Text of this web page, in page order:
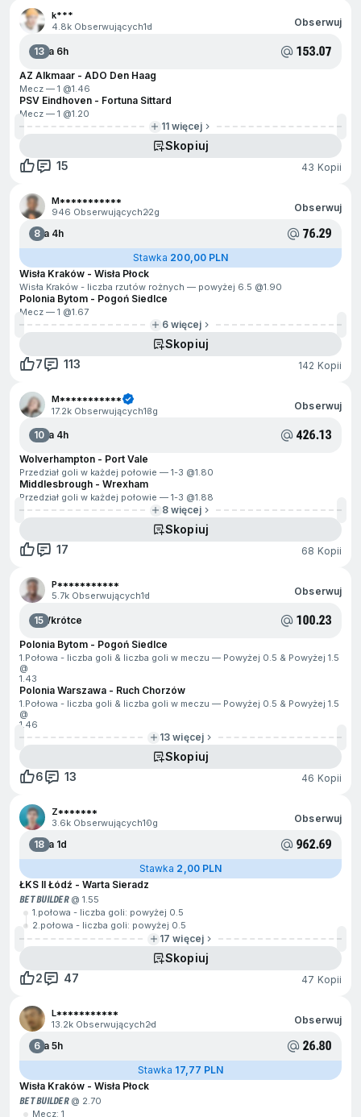
k***
4.8k Obserwujących1d Obserwuj
13Za 6h 153.07
AZ Alkmaar - ADO Den Haag
Mecz — 1 @1.46
PSV Eindhoven - Fortuna Sittard
Mecz — 1 @1.20
11 więcej
Skopiuj
15
43 Kopii
M***********
946 Obserwujących22g Obserwuj
8Za 4h 76.29
Stawka 200,00 PLN
Wisła Kraków - Wisła Płock
Wisła Kraków - liczba rzutów rożnych — powyżej 6.5 @1.90
Polonia Bytom - Pogoń Siedlce
Mecz — 1 @1.67
6 więcej
Skopiuj
7
113 142 Kopii
M***********
17.2k Obserwujących13g Obserwuj
10Za 4h 426.13
Wolverhampton - Port Vale
Przedział goli w każdej połowie — 1-3 @1.80
Middlesbrough - Wrexham
Przedział goli w każdej połowie — 1-3 @1.88
8 więcej
Skopiuj
17
68 Kopii
P***********
5.7k Obserwujących1d Obserwuj
15Wkrótce 100.23
Polonia Bytom - Pogoń Siedlce
1.Połowa - liczba goli & liczba goli w meczu — Powyżej 0.5 & Powyżej 1.5
@
1.43
Polonia Warszawa - Ruch Chorzów
1.Połowa - liczba goli & liczba goli w meczu — Powyżej 0.5 & Powyżej 1.5
@
1.46
13 więcej
Skopiuj
6
13 46 Kopii
Z*******
3.6k Obserwujących10g Obserwuj
18Za 1d 962.69
Stawka 2,00 PLN
ŁKS II Łódź - Warta Sieradz
BET BUILDER@ 1.55
1.połowa - liczba goli: powyżej 0.5
2.połowa - liczba goli: powyżej 0.5
17 więcej
Skopiuj
2
47 47 Kopii
L***********
13.2k Obserwujących2d Obserwuj
6Za 5h 26.80
Stawka 17,77 PLN
Wisła Kraków - Wisła Płock
BET BUILDER@ 2.70
Mecz: 1